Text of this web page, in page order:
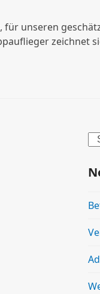
für unseren
zeichnet